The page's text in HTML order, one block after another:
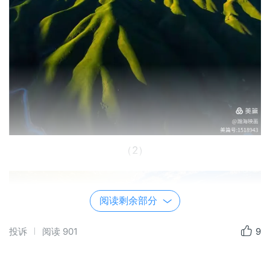
（2）
阅读剩余部分
投诉 阅读 901 9